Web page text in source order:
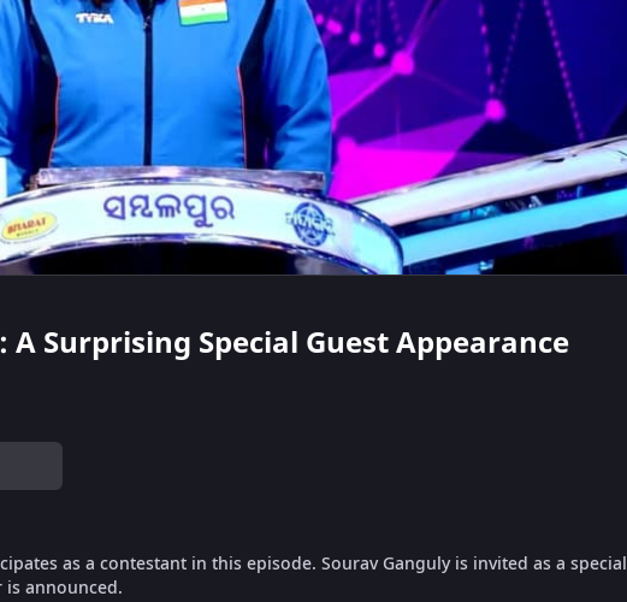
: A Surprising Special Guest Appearance
as a contestant in this episode. Sourav Ganguly is invited as a special
announced.